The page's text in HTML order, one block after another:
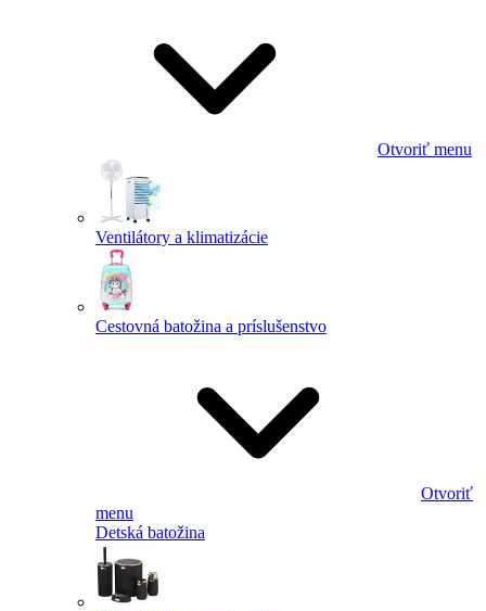
Otvoriť menu
Ventilátory a klimatizácie
Cestovná batožina a príslušenstvo
Otvoriť
menu
Detská batožina